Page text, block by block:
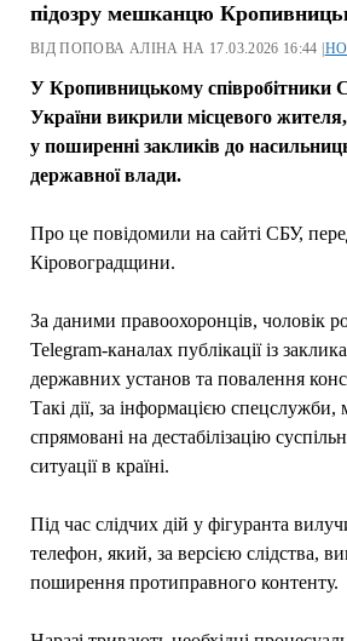
підозру мешканцю
ВІД ПОПОВА АЛІНА НА 17.03.2026 16:44 |
У Кропивницькому співробітники
України викрили місцевого
у поширенні закликів до
державної влади.
Про це повідомили на сайті СБУ,
Кіровоградщини.
За даними правоохоронців, чоловік
Telegram-каналах публікації із
державних установ та повалення
Такі дії, за інформацією спецслужби,
спрямовані на дестабілізацію
ситуації в країні.
Під час слідчих дій у фігуранта
телефон, який, за версією слідства,
поширення протиправного контенту.